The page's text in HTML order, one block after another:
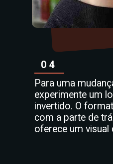
04
Para uma
experimente um
invertido. O
com a parte de
oferece um